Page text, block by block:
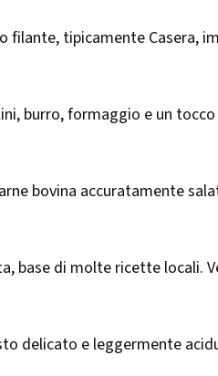
tipicamente Casera,
burro, formaggio e un
bovina accuratamente
base di molte ricette locali.
delicato e leggermente